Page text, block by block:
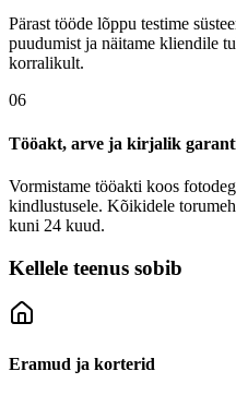
Pärast tööde lõppu testime
puudumist ja näitame kliendile
korralikult.
06
Tööakt, arve ja kirjalik
Vormistame tööakti koos
kindlustusele. Kõikidele
kuni 24 kuud.
Kellele teenus sobib
Eramud ja korterid